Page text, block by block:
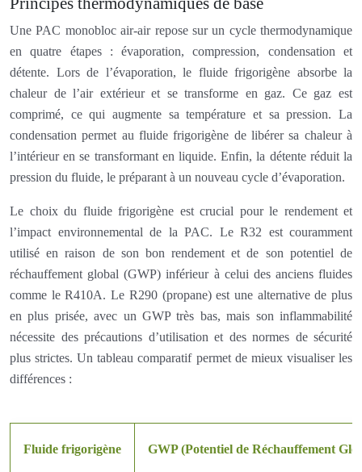
Une PAC monobloc air-air repose sur un cycle thermodynamique
en quatre étapes : évaporation, compression, condensation et
détente. Lors de l’évaporation, le fluide frigorigène absorbe la
chaleur de l’air extérieur et se transforme en gaz. Ce gaz est
comprimé, ce qui augmente sa température et sa pression. La
condensation permet au fluide frigorigène de libérer sa chaleur à
l’intérieur en se transformant en liquide. Enfin, la détente réduit la
pression du fluide, le préparant à un nouveau cycle d’évaporation.
Le choix du fluide frigorigène est crucial pour le rendement et
l’impact environnemental de la PAC. Le R32 est couramment
utilisé en raison de son bon rendement et de son potentiel de
réchauffement global (GWP) inférieur à celui des anciens fluides
comme le R410A. Le R290 (propane) est une alternative de plus
en plus prisée, avec un GWP très bas, mais son inflammabilité
nécessite des précautions d’utilisation et des normes de sécurité
plus strictes. Un tableau comparatif permet de mieux visualiser les
différences :
Fluide frigorigène GWP (Potentiel de Réchauffement